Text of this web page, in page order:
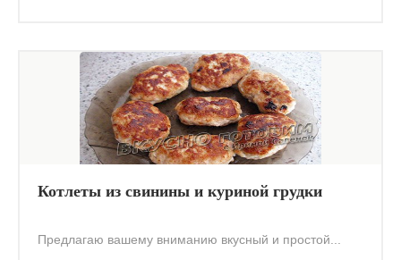
Котлеты из свинины и куриной грудки
Предлагаю вашему вниманию вкусный и простой...